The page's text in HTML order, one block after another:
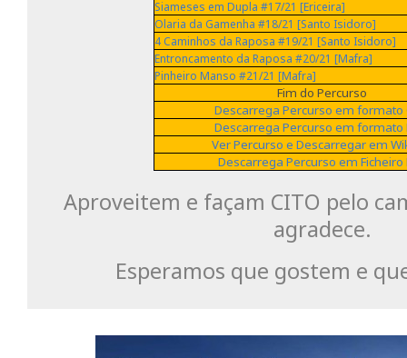
Siameses em Dupla #17/21 [Ericeira]
Olaria da Gamenha #18/21 [Santo Isidoro]
4 Caminhos da Raposa #19/21 [Santo Isidoro]
Entroncamento da Raposa #20/21 [Mafra]
Pinheiro Manso #21/21 [Mafra]
Fim do Percurso
Descarrega Percurso em formato
Descarrega Percurso em formato
Ver Percurso e Descarregar em
Descarrega Percurso em Ficheiro
Aproveitem e façam CITO pelo
agradece.
Esperamos que gostem e